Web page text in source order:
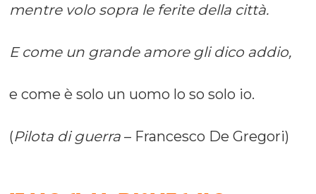
mentre volo sopra le ferite della città.
E come un grande amore gli dico addio,
e come è solo un uomo lo so solo io.
(Pilota di guerra – Francesco De Gregori)